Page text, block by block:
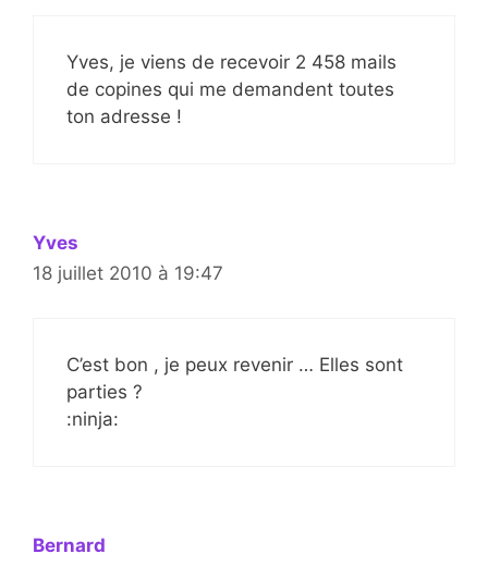
Yves, je viens de recevoir 2 458 mails
de copines qui me demandent toutes
ton adresse !
Yves
18 juillet 2010 à 19:47
C’est bon , je peux revenir … Elles sont
parties ?
:ninja:
Bernard